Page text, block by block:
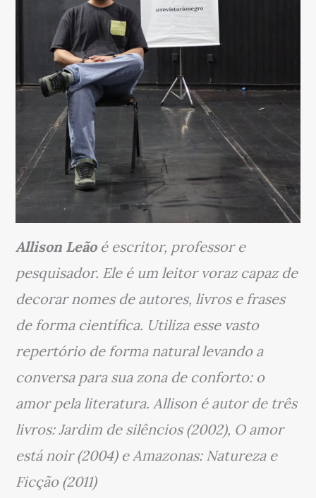
Allison Leãoé escritor, professor e
pesquisador. Ele é um leitor voraz capaz de
decorar nomes de autores, livros e frases
de forma científica. Utiliza esse vasto
repertório de forma natural levando a
conversa para sua zona de conforto: o
amor pela literatura. Allison é autor de três
livros: Jardim de silêncios (2002), O amor
está noir (2004) e Amazonas: Natureza e
Ficção (2011)